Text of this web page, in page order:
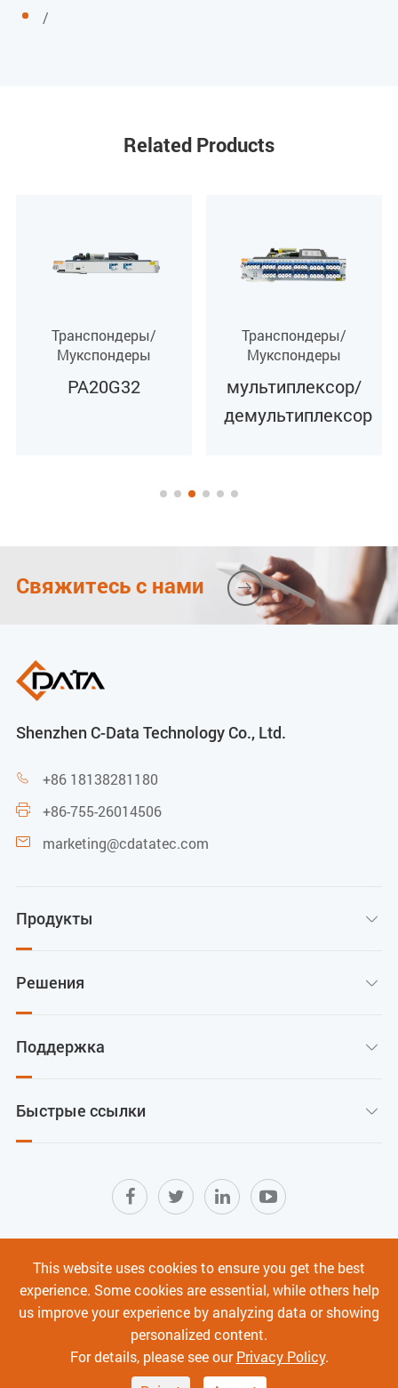
/
Related Products
Транспондеры/
Мукспондеры
PA20G32
Транспондеры/
Мукспондеры
мультиплексор/
демультиплексор
Свяжитесь с нами 
Shenzhen C-Data Technology Co., Ltd.
 +86 18138281180
 +86-755-26014506
 marketing@cdatatec.com
Продукты 
Решения 
Поддержка 
Быстрые ссылки 
Карта сайта Условия использования
Политика конфиденциальности
|
Кибербезопасность
Авторское право ©
Shenzhen C-Data Technology Co., Ltd.Все права
This website uses cookies to ensure you get the best
experience. Some cookies are essential, while others help
us improve your experience by analyzing data or showing
personalized content.
For details, please see ourPrivacy Policy.